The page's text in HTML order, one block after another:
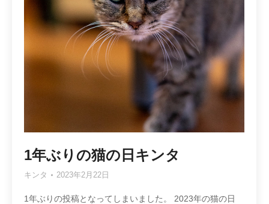
1年ぶりの猫の日キンタ
キンタ 2023年2月22日
1年ぶりの投稿となってしまいました。 2023年の猫の日